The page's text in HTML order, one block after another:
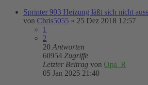
Sprinter 903 Heizung läßt sich nicht
von Chris5055 » 25 Dez 2018 12:57
1
2
20 Antworten
60954 Zugriffe
Letzter Beitrag von Opa_R
05 Jan 2025 21:40